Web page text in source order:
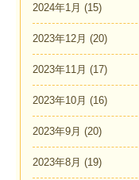
2024年1月 (15)
2023年12月 (20)
2023年11月 (17)
2023年10月 (16)
2023年9月 (20)
2023年8月 (19)